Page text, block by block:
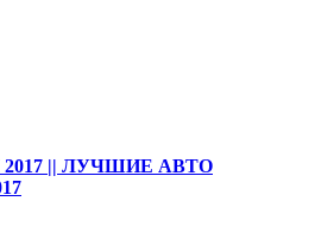
|| ЛУЧШИЕ АВТО